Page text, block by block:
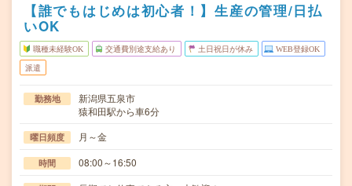
【誰でもはじめは初心者！】生産の管理/日払
いOK
職種未経験OK 交通費別途支給あり 土日祝日が休み WEB登録OK
派遣
勤務地
新潟県五泉市
猿和田駅から車6分
曜日頻度 月～金
時間 08:00～16:50